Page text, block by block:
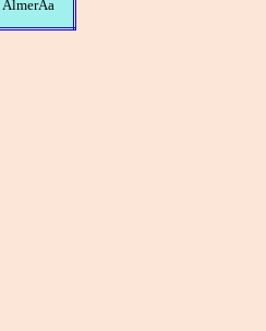
AlmerÃ­a